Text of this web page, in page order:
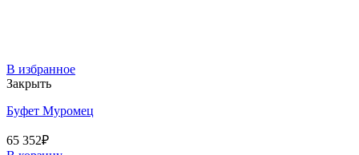
В избранное
Закрыть
Буфет Муромец
65 352₽